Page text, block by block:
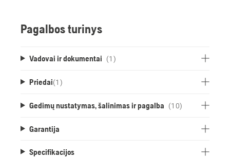
Pagalbos turinys
Vadovai ir dokumentai (1)
Priedai(1 )
Gedimų nustatymas, šalinimas ir pagalba (10)
Garantija
Specifikacijos